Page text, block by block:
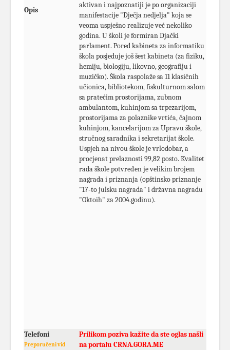
Opis
aktivan i najpoznatiji je po organizaciji
manifestacije "Dječja nedjelja" koja se
veoma uspješno realizuje već nekoliko
godina. U školi je formiran Djački
parlament. Pored kabineta za informatiku
škola posjeduje još šest kabineta (za fiziku,
hemiju, biologiju, likovno, geografiju i
muzičko). Škola raspolaže sa 11 klasičnih
učionica, bibliotekom, fiskulturnom salom
sa pratećim prostorijama, zubnom
ambulantom, kuhinjom sa trpezarijom,
prostorijama za polaznike vrtića, čajnom
kuhinjom, kancelarijom za Upravu škole,
stručnog saradnika i sekretarijat škole.
Uspjeh na nivou škole je vrlodobar, a
procjenat prelaznosti 99,82 posto. Kvalitet
rada škole potvređen je velikim brojem
nagrada i priznanja (opštinsko priznanje
"17-to julsku nagrada" i državna nagradu
"Oktoih" za 2004.godinu).
Telefoni
Preporučeni vid
Prilikom poziva kažite da ste oglas našli
na portalu CRNA.GORA.ME